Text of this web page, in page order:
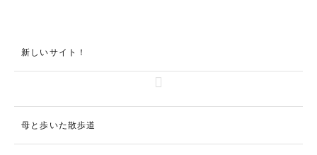
新しいサイト！
母と歩いた散歩道